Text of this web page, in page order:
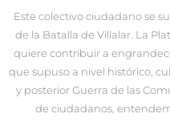
Este colectivo ciudadano se
de la Batalla de Villalar. La
quiere contribuir a
que supuso a nivel histórico,
y posterior Guerra de las
de ciudadanos,